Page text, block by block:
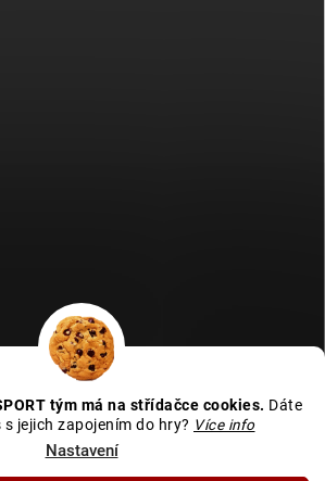
tým má na střídačce cookies. Dáte
jejich zapojením do hry? Více info
Nastavení
Zboží recenze
prodejna - MAPA